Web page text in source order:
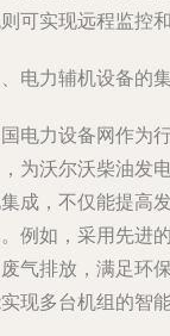
可实现远程监控
电力辅机设备的
电力设备网作为
为沃尔沃柴油发
成，不仅能提高
例如，采用先进
气排放，满足环
现多台机组的智